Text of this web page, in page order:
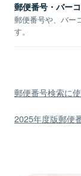
郵便番号・バー
郵便番号や、バー
す。
郵便番号検索に
2025年度版郵便